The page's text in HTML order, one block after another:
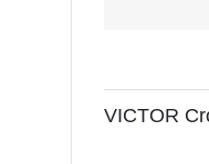
VICTOR